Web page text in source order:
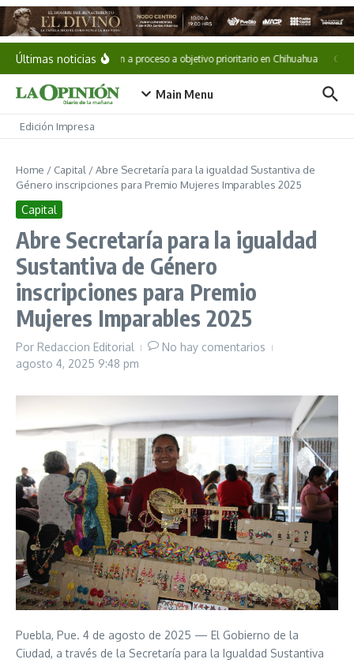
Saltar al contenido
Últimas noticiasVinculan a proceso a objetivo prioritario en Chihuahua Cae
Main Menu
Edición Impresa
Home / Capital /Abre Secretaría para la igualdad Sustantiva de
Género inscripciones para Premio Mujeres Imparables 2025
Capital
Abre Secretaría para la igualdad
Sustantiva de Género
inscripciones para Premio
Mujeres Imparables 2025
Por Redaccion Editorial
No hay comentarios
agosto 4, 2025 9:48 pm
Puebla, Pue. 4 de agosto de 2025 — El Gobierno de la
Ciudad, a través de la Secretaría para la Igualdad Sustantiva